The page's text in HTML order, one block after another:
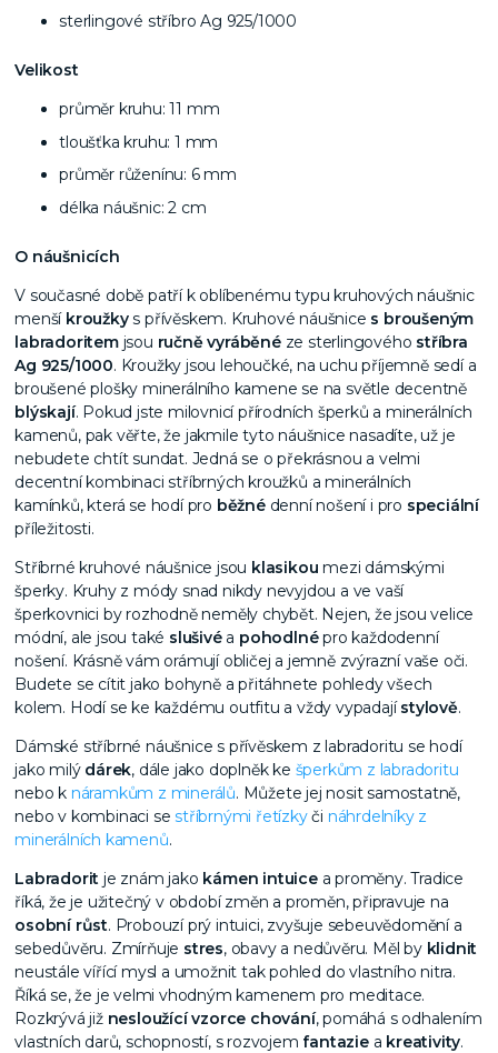
sterlingové stříbro Ag 925/1000
Velikost
průměr kruhu: 11 mm
tloušťka kruhu: 1 mm
průměr růženínu: 6 mm
délka náušnic: 2 cm
O náušnicích
V současné době patří k oblíbenému typu kruhových náušnic
menší kroužkys přívěskem. Kruhové náušnice s broušeným
labradoritemjsou ručně vyráběnéze sterlingového stříbra
Ag 925/1000. Kroužky jsou lehoučké, na uchu příjemně sedí a
broušené plošky minerálního kamene se na světle decentně
blýskají. Pokud jste milovnicí přírodních šperků a minerálních
kamenů, pak věřte, že jakmile tyto náušnice nasadíte, už je
nebudete chtít sundat. Jedná se o překrásnou a velmi
decentní kombinaci stříbrných kroužků a minerálních
kamínků, která se hodí pro běžnédenní nošení i pro speciální
příležitosti.
Stříbrné kruhové náušnice jsou klasikou mezi dámskými
šperky. Kruhy z módy snad nikdy nevyjdou a ve vaší
šperkovnici by rozhodně neměly chybět. Nejen, že jsou velice
módní, ale jsou také slušivéa pohodlnépro každodenní
nošení. Krásně vám orámují obličej a jemně zvýrazní vaše oči.
Budete se cítit jako bohyně a přitáhnete pohledy všech
kolem. Hodí se ke každému outfitu a vždy vypadajístylově.
Dámské stříbrné náušnice s přívěskem z labradoritu se hodí
jako milý dárek, dále jako doplněk ke šperkům z labradoritu
nebo k náramkům z minerálů. Můžete jej nosit samostatně,
nebo v kombinaci sestříbrnými řetízkyči náhrdelníky z
minerálních kamenů.
Labradorit je znám jako kámen intuicea proměny. Tradice
říká, že je užitečný v období změn a proměn, připravuje na
osobní růst. Probouzí prý intuici, zvyšuje sebeuvědomění a
sebedůvěru. Zmírňuje stres, obavy a nedůvěru. Měl by klidnit
neustále vířící mysl a umožnit tak pohled do vlastního nitra.
Říká se, že je velmi vhodným kamenem pro meditace.
Rozkrývá již nesloužící vzorce chování, pomáhá s odhalením
vlastních darů, schopností, s rozvojem fantaziea kreativity.